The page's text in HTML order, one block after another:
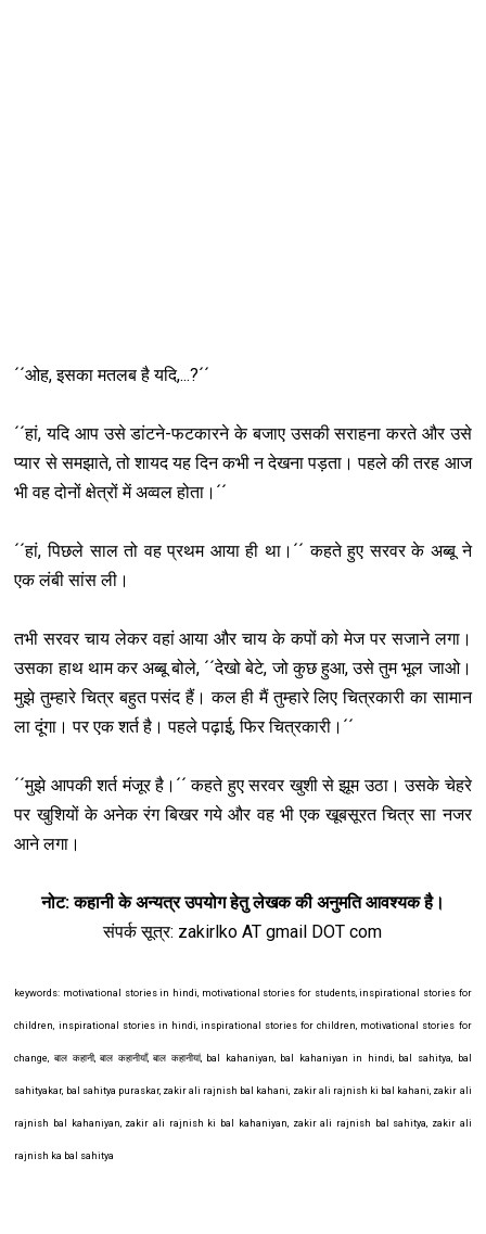
´´ओह, इसका मतलब है यदि,...?´´
´´हां, यदि आप उसे डांटने-फटकारने के बजाए उसकी सराहना करते और उसे
प्यार से समझाते, तो शायद यह दिन कभी न देखना पड़ता। पहले की तरह आज
भी वह दोनों क्षेत्रों में अव्वल होता।´´
´´हां, पिछले साल तो वह प्रथम आया ही था।´´ कहते हुए सरवर के अब्बू ने
एक लंबी सांस ली।
तभी सरवर चाय लेकर वहां आया और चाय के कपों को मेज पर सजाने लगा।
उसका हाथ थाम कर अब्बू बोले, ´´देखो बेटे, जो कुछ हुआ, उसे तुम भूल जाओ।
मुझे तुम्हारे चित्र बहुत पसंद हैं। कल ही मैं तुम्हारे लिए चित्रकारी का सामान
ला दूंगा। पर एक शर्त है। पहले पढ़ाई, फिर चित्रकारी।´´
´´मुझे आपकी शर्त मंजूर है।´´ कहते हुए सरवर खुशी से झूम उठा। उसके चेहरे
पर खुश‍ियों के अनेक रंग बिखर गये और वह भी एक खूबसूरत चित्र सा नजर
आने लगा।
नोट: कहानी के अन्यत्र उपयोग हेतु लेखक की अनुमति आवश्यक है।
संपर्क सूत्र: zakirlko AT gmail DOT com
keywords: motivational stories in hindi, motivational stories for students, inspirational stories for
children, inspirational stories in hindi, inspirational stories for children, motivational stories for
change, बाल कहानी, बाल कहानीयाँ, बाल कहानीयां, bal kahaniyan, bal kahaniyan in hindi, bal sahitya, bal
sahityakar, bal sahitya puraskar, zakir ali rajnish bal kahani, zakir ali rajnish ki bal kahani, zakir ali
rajnish bal kahaniyan, zakir ali rajnish ki bal kahaniyan, zakir ali rajnish bal sahitya, zakir ali
rajnish ka bal sahitya